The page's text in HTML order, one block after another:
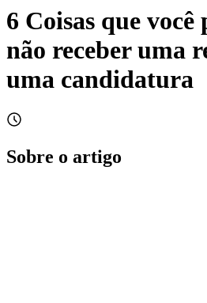
6 Coisas que você
não receber uma
uma candidatura
Sobre o artigo